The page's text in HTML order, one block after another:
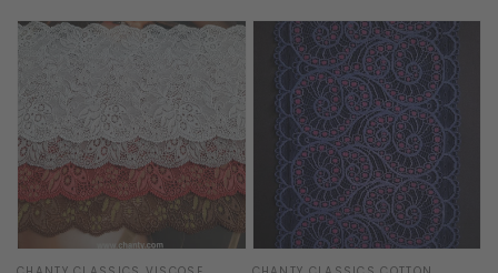
Viskose
Elastisch
Breite
16
cm
|
Baumwolle
Elastisch
Breite
cm
|